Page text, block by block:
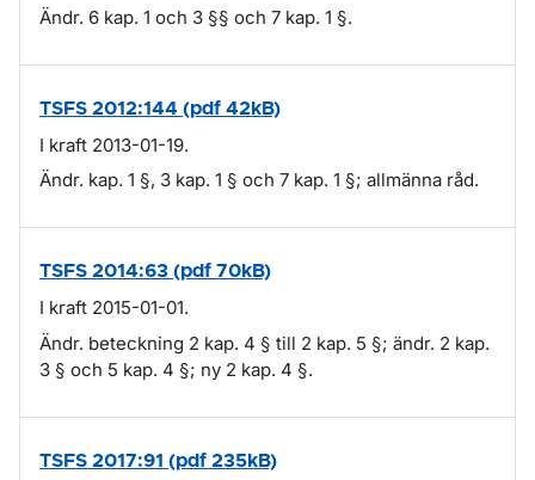
Ändr. 6 kap. 1 och 3 §§ och 7 kap. 1 §.
TSFS 2012:144 (pdf 42kB)
I kraft 2013-01-19.
Ändr. kap. 1 §, 3 kap. 1 § och 7 kap. 1 §; allmänna råd.
TSFS 2014:63 (pdf 70kB)
I kraft 2015-01-01.
Ändr. beteckning 2 kap. 4 § till 2 kap. 5 §; ändr. 2 kap.
3 § och 5 kap. 4 §; ny 2 kap. 4 §.
TSFS 2017:91 (pdf 235kB)